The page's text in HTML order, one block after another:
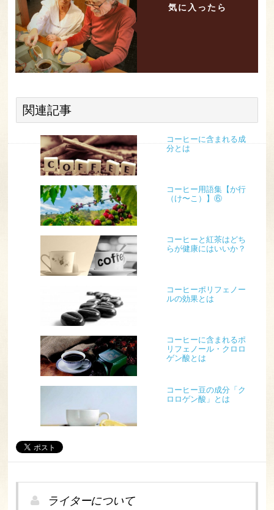
気に入ったら
関連記事
コーヒーに含まれる成
分とは
コーヒー用語集【か行
（け〜こ）】⑥
コーヒーと紅茶はどち
らが健康にはいいか？
コーヒーポリフェノー
ルの効果とは
コーヒーに含まれるポ
リフェノール・クロロ
ゲン酸とは
コーヒー豆の成分「ク
ロロゲン酸」とは
ライターについて